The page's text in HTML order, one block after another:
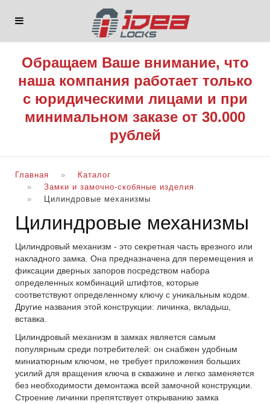
Обращаем Ваше внимание, что
наша компания работает только
с юридическими лицами и при
минимальном заказе от 30.000
рублей
Главная
Каталог
Замки и замочно-скобяные изделия
Цилиндровые механизмы
Цилиндровые механизмы
Цилиндровый механизм - это секретная часть врезного или
накладного замка. Она предназначена для перемещения и
фиксации дверных запоров посредством набора
определенных комбинаций штифтов, которые
соответствуют определенному ключу с уникальным кодом.
Другие названия этой конструкции: личинка, вкладыш,
вставка.
Цилиндровый механизм в замках является самым
популярным среди потребителей: он снабжен удобным
миниатюрным ключом, не требует приложения больших
усилий для вращения ключа в скважине и легко заменяется
без необходимости демонтажа всей замочной конструкции.
Строение личинки препятствует открыванию замка